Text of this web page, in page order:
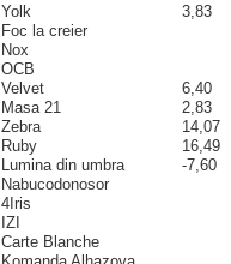
Yolk
3,83
Foc la creier
Nox
OCB
Velvet
6,40
Masa 21
2,83
Zebra
14,07
Ruby
16,49
Lumina din umbra
-7,60
Nabucodonosor
4Iris
IZI
Carte Blanche
Komanda Alhazova